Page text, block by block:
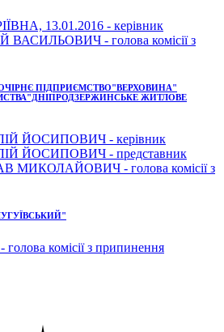
13.01.2016 - керівник
- голова комісії з
ПІДПРИЄМСТВО"ВЕРХОВИНА"
ЖИТЛОВЕ
ЙОСИПОВИЧ - керівник
ЙОСИПОВИЧ - представник
- голова комісії з
комісії з припинення